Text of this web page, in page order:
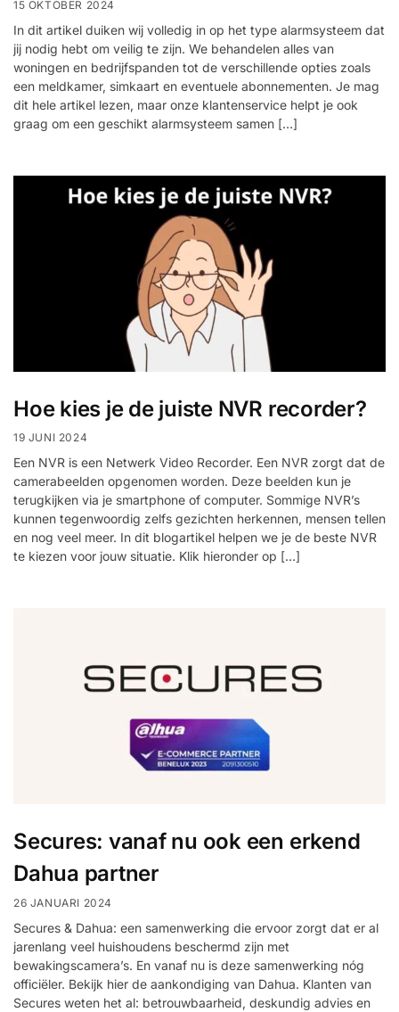
15 OKTOBER 2024
In dit artikel duiken wij volledig in op het type alarmsysteem dat
jij nodig hebt om veilig te zijn. We behandelen alles van
woningen en bedrijfspanden tot de verschillende opties zoals
een meldkamer, simkaart en eventuele abonnementen. Je mag
dit hele artikel lezen, maar onze klantenservice helpt je ook
graag om een geschikt alarmsysteem samen […]
Hoe kies je de juiste NVR recorder?
19 JUNI 2024
Een NVR is een Netwerk Video Recorder. Een NVR zorgt dat de
camerabeelden opgenomen worden. Deze beelden kun je
terugkijken via je smartphone of computer. Sommige NVR’s
kunnen tegenwoordig zelfs gezichten herkennen, mensen tellen
en nog veel meer. In dit blogartikel helpen we je de beste NVR
te kiezen voor jouw situatie. Klik hieronder op […]
Secures: vanaf nu ook een erkend
Dahua partner
26 JANUARI 2024
Secures & Dahua: een samenwerking die ervoor zorgt dat er al
jarenlang veel huishoudens beschermd zijn met
bewakingscamera’s. En vanaf nu is deze samenwerking nóg
officiëler. Bekijk hier de aankondiging van Dahua. Klanten van
Secures weten het al: betrouwbaarheid, deskundig advies en